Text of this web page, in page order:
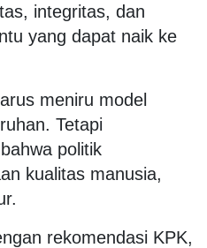
integritas, dan
yang dapat naik ke
meniru model
Tetapi
politik
kualitas manusia,
rekomendasi KPK,